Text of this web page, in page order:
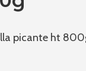
picante ht